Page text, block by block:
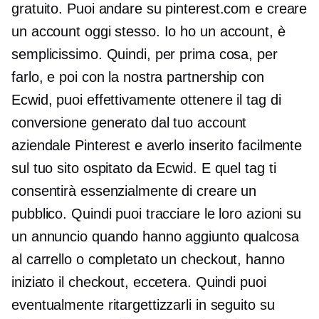
gratuito. Puoi andare su pinterest.com e creare
un account oggi stesso. Io ho un account, è
semplicissimo. Quindi, per prima cosa, per
farlo, e poi con la nostra partnership con
Ecwid, puoi effettivamente ottenere il tag di
conversione generato dal tuo account
aziendale Pinterest e averlo inserito facilmente
sul tuo sito ospitato da Ecwid. E quel tag ti
consentirà essenzialmente di creare un
pubblico. Quindi puoi tracciare le loro azioni su
un annuncio quando hanno aggiunto qualcosa
al carrello o completato un checkout, hanno
iniziato il checkout, eccetera. Quindi puoi
eventualmente ritargettizzarli in seguito su